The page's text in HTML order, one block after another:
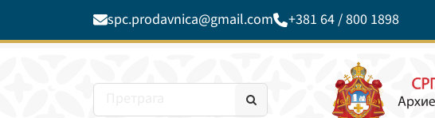
spc.prodavnica@gmail.com +381 64 / 800 1898